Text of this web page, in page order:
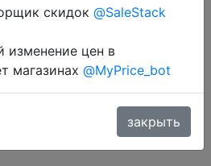
в магазин
Coins у додатку через
скидок @SaleStack
цен в
магазинах @MyPrice_bot
закрыть